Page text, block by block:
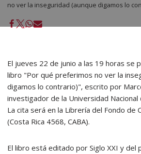
no ver la inseguridad (aunque digamos lo
El jueves 22 de junio a las 19 horas se
libro "Por qué preferimos no ver la
digamos lo contrario)", escrito por
investigador de la Universidad Nacional
La cita será en la Librería del Fondo de
(Costa Rica 4568, CABA).
El libro está editado por Siglo XXI y del